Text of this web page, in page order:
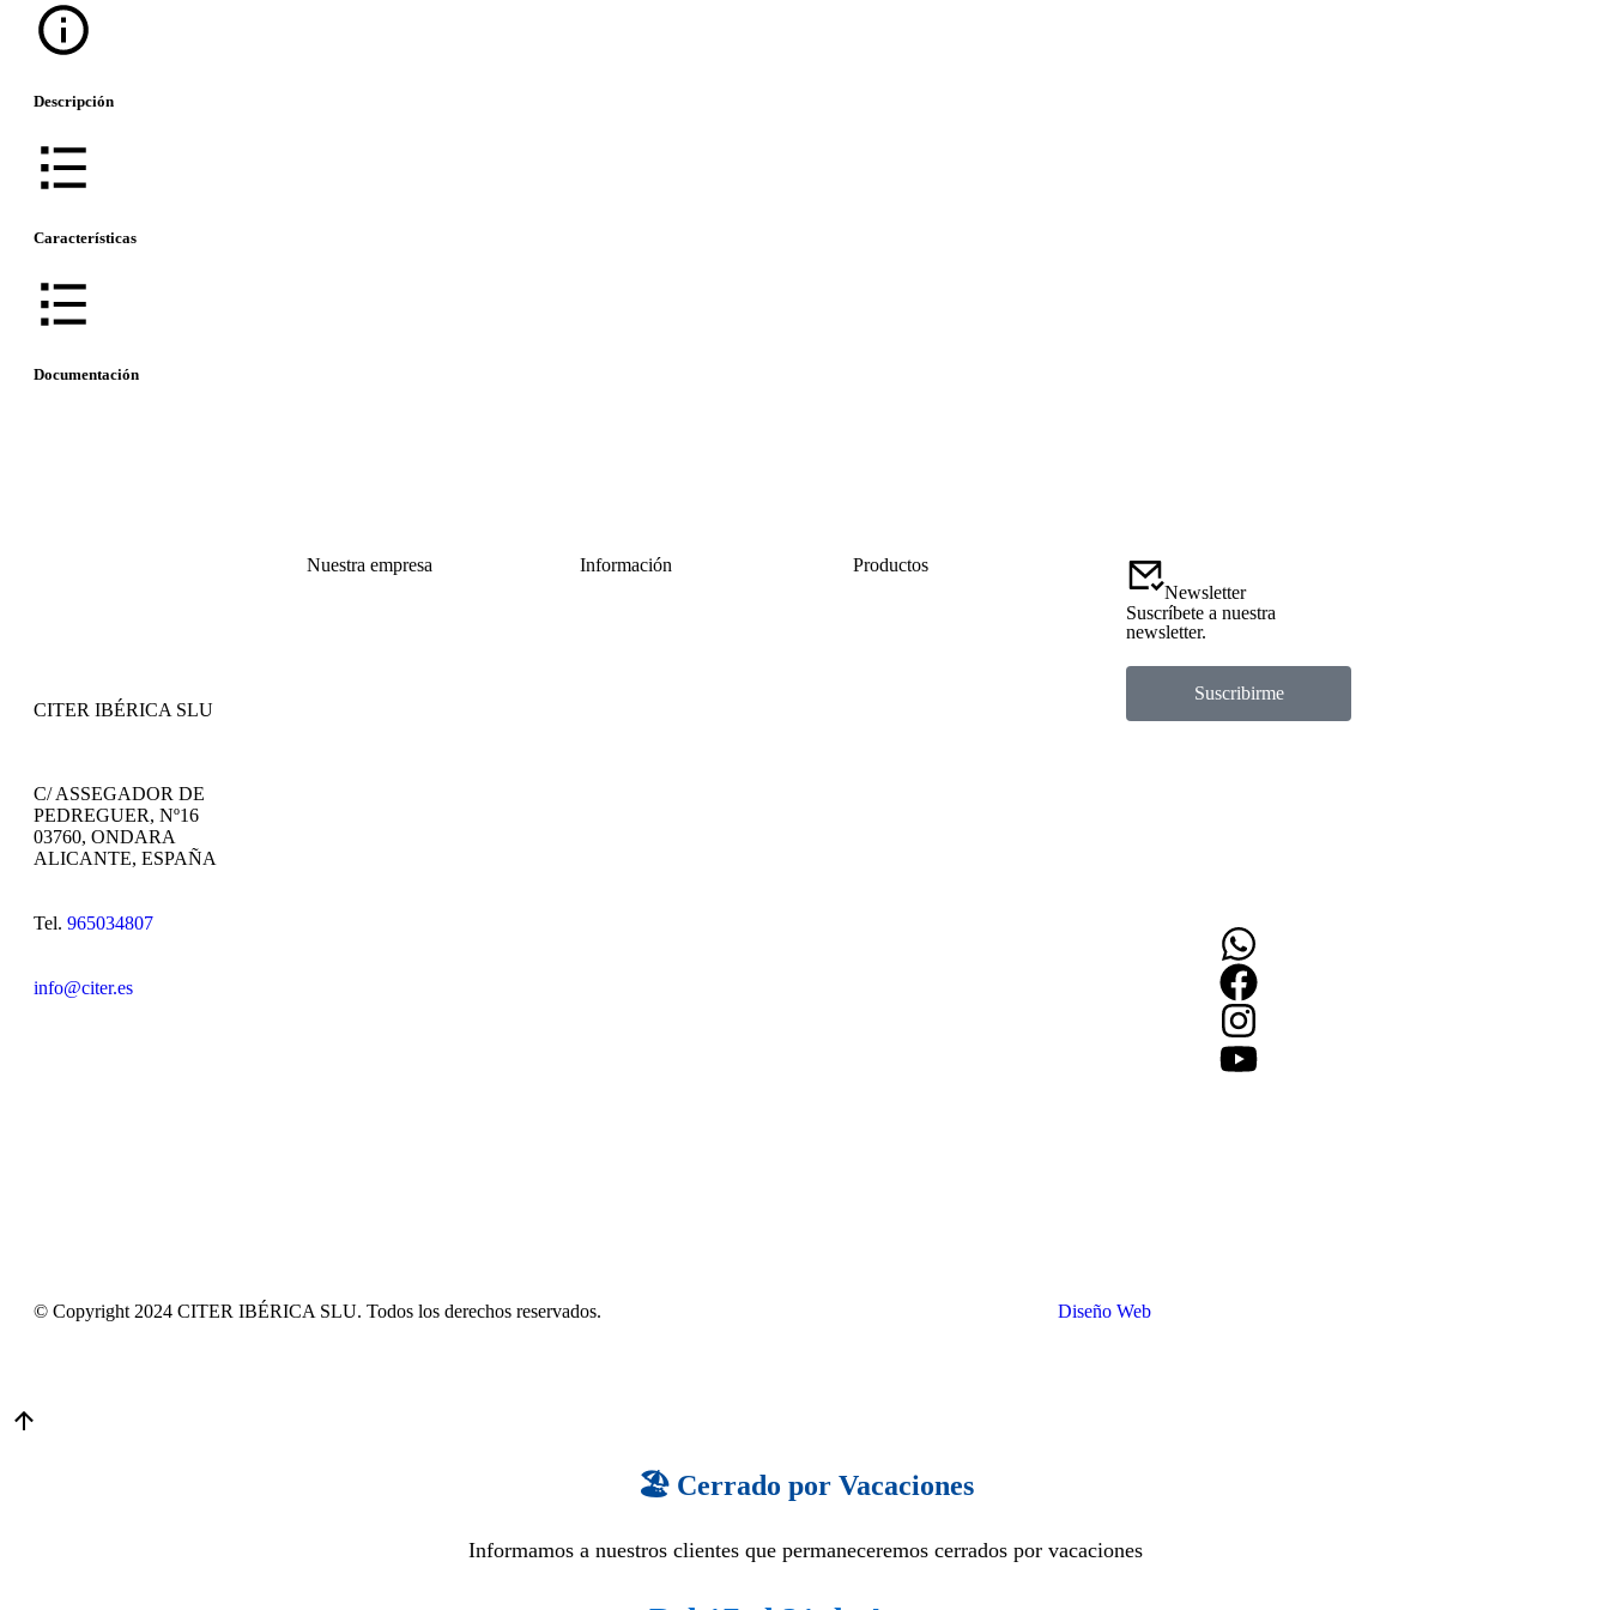
Descripción
Características
Documentación
CITER IBÉRICA SLU
C/ ASSEGADOR DE
PEDREGUER, Nº16
03760, ONDARA
ALICANTE, ESPAÑA
Tel. 965034807
info@citer.es
Nuestra empresa Información
Productos
Newsletter
Suscríbete a nuestra
newsletter.
Suscribirme
© Copyright 2024 CITER IBÉRICA SLU. Todos los derechos reservados. Diseño Web
🏖️ Cerrado por Vacaciones
Informamos a nuestros clientes que permaneceremos cerrados por vacaciones